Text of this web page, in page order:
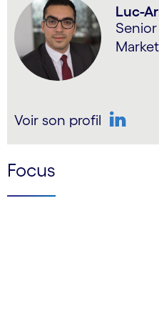
Luc-
Voir son profil
Focus